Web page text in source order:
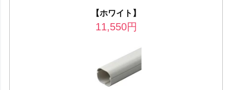
【ホワイト】
11,550円